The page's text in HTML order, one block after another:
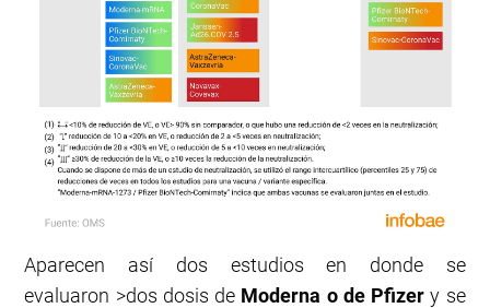
Aparecen así dos estudios en donde se
evaluaron >dos dosis de Moderna o de Pfizer y se